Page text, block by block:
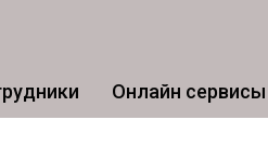
Онлайн сервисы